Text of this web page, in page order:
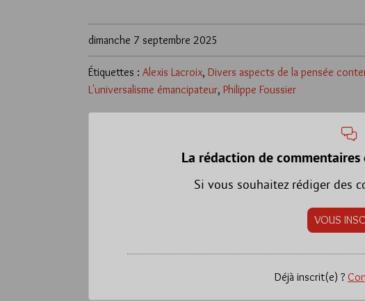
dimanche 7 septembre 2025
Étiquettes : Alexis Lacroix, Divers aspects de la pensée
L'universalisme émancipateur, Philippe Foussier
La rédaction de commentaires
Si vous souhaitez rédiger des
VOUS
Déjà inscrit(e) ?